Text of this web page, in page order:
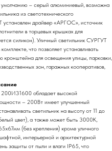
– серый алюминиевый, возможна
из светотехнического
драйвер «АРГОС», источник
в торцевых крышках для
силикон). Уличный светильник СУРГУТ
что позволяет устанавливать
кронштейна для освещения улицы, парковки,
зон, гаражных кооперативов,
200И31600 обладает высокой
– 200Вт имеет улучшенный
светильник на высоту от 11 до
цвет), а также может быть 3000К,
(без крепления) кроме уличного
интерьерной и архитектурной
защиты от пыли и влаги IP65, что